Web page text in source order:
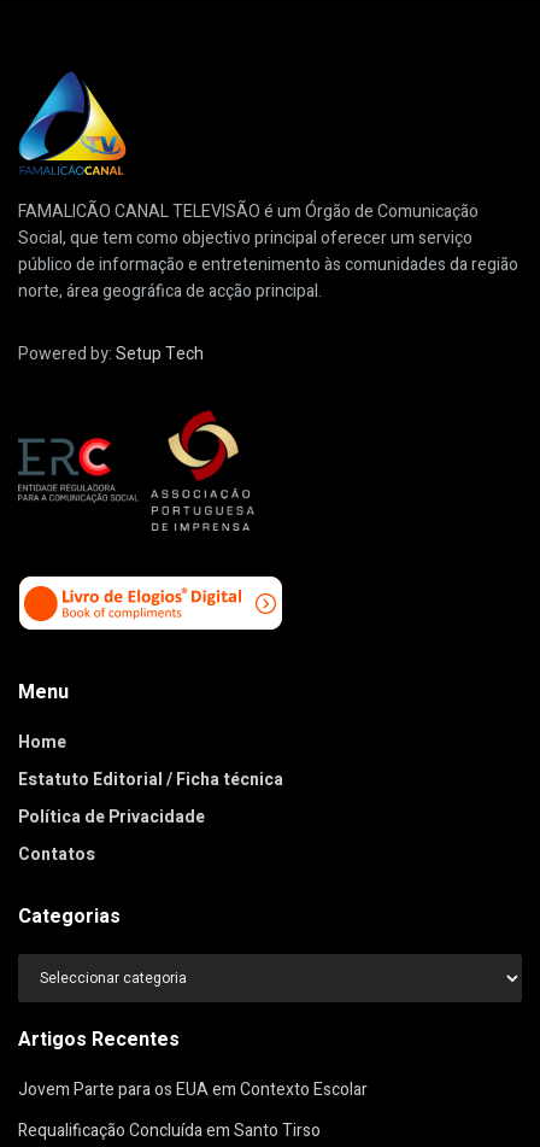
FAMALICÃO CANAL TELEVISÃO é um Órgão de Comunicação
Social, que tem como objectivo principal oferecer um serviço
público de informação e entretenimento às comunidades da região
norte, área geográfica de acção principal.
Powered by:Setup Tech
Menu
Home
Estatuto Editorial / Ficha técnica
Política de Privacidade
Contatos
Categorias
Categorias
Artigos Recentes
Jovem Parte para os EUA em Contexto Escolar
Requalificação Concluída em Santo Tirso